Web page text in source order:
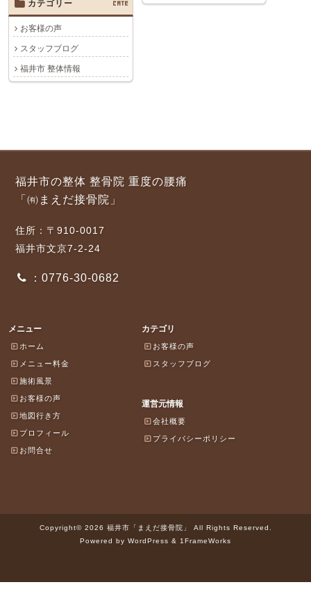
カテゴリー
CATE
お客様の声
スタッフブログ
福井市 整体情報
福井市の整体 整骨院 重度の腰痛
「㈲まえだ接骨院」
住所：〒910-0017
福井市文京7-2-24
：0776-30-0682
メニュー
ホーム
メニュー料金
施術風景
お客様の声
地図行き方
プロフィール
お問合せ
カテゴリ
お客様の声
スタッフブログ
運営元情報
会社概要
プライバシーポリシー
Copyright© 2026 福井市「まえだ接骨院」 All Rights Reserved.
Powered by WordPress & 1FrameWorks